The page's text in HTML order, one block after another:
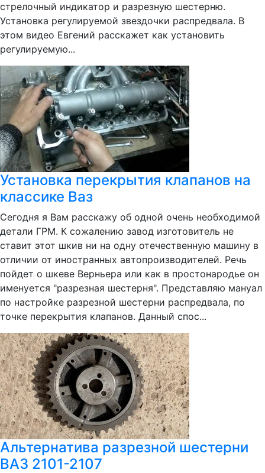
стрелочный индикатор и разрезную шестерню.
Установка регулируемой звездочки распредвала. В
этом видео Евгений расскажет как установить
регулируемую...
Установка перекрытия клапанов на
классике Ваз
Сегодня я Вам расскажу об одной очень необходимой
детали ГРМ. К сожалению завод изготовитель не
ставит этот шкив ни на одну отечественную машину в
отличии от иностранных автопроизводителей. Речь
пойдет о шкеве Верньера или как в простонародье он
именуется "разрезная шестерня". Представляю мануал
по настройке разрезной шестерни распредвала, по
точке перекрытия клапанов. Данный спос...
Альтернатива разрезной шестерни
ВАЗ 2101-2107